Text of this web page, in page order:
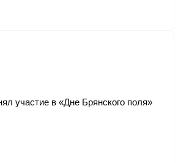
участие в «Дне Брянского поля»